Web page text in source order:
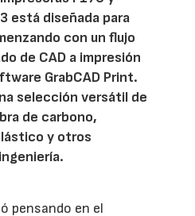
está diseñada para
con un flujo
de CAD a impresión
GrabCAD Print.
selección versátil de
de carbono,
y otros
pensando en el